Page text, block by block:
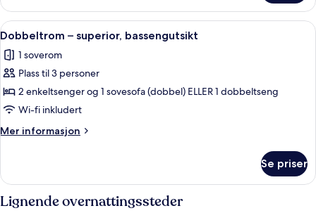
for
person
classic
Åpne
alle
bildene
av
Dobbeltrom
–
superior,
bassengutsikt
Minibar, skrivebord,
6
Dobbeltrom – superior, bassengutsikt
1 soverom
Plass til 3 personer
2 enkeltsenger og 1 sovesofa (dobbel) ELLER 1 dobbeltseng
Wi-fi inkludert
Mer informasjon
Mer
–
superior,
bassengutsikt
Se priser
Lignende overnattingssteder